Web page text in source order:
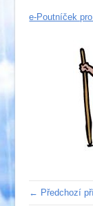
e-Poutníček
← Předchozí